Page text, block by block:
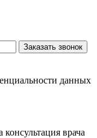
Заказать звонок
данных
врача